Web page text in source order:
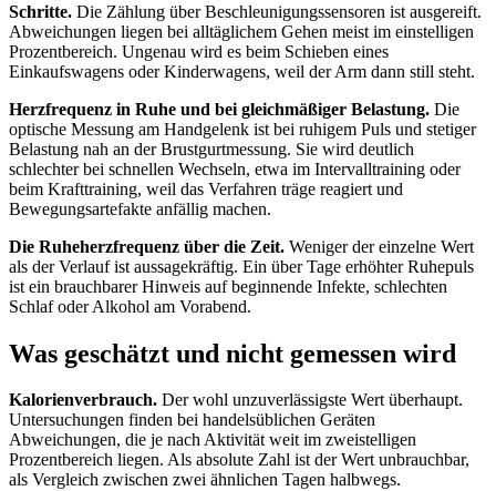
Schritte. Die Zählung über Beschleunigungssensoren ist ausgereift.
Abweichungen liegen bei alltäglichem Gehen meist im einstelligen
Prozentbereich. Ungenau wird es beim Schieben eines
Einkaufswagens oder Kinderwagens, weil der Arm dann still steht.
Herzfrequenz in Ruhe und bei gleichmäßiger Belastung. Die
optische Messung am Handgelenk ist bei ruhigem Puls und stetiger
Belastung nah an der Brustgurtmessung. Sie wird deutlich
schlechter bei schnellen Wechseln, etwa im Intervalltraining oder
beim Krafttraining, weil das Verfahren träge reagiert und
Bewegungsartefakte anfällig machen.
Die Ruheherzfrequenz über die Zeit. Weniger der einzelne Wert
als der Verlauf ist aussagekräftig. Ein über Tage erhöhter Ruhepuls
ist ein brauchbarer Hinweis auf beginnende Infekte, schlechten
Schlaf oder Alkohol am Vorabend.
Was geschätzt und nicht gemessen wird
Kalorienverbrauch. Der wohl unzuverlässigste Wert überhaupt.
Untersuchungen finden bei handelsüblichen Geräten
Abweichungen, die je nach Aktivität weit im zweistelligen
Prozentbereich liegen. Als absolute Zahl ist der Wert unbrauchbar,
als Vergleich zwischen zwei ähnlichen Tagen halbwegs.